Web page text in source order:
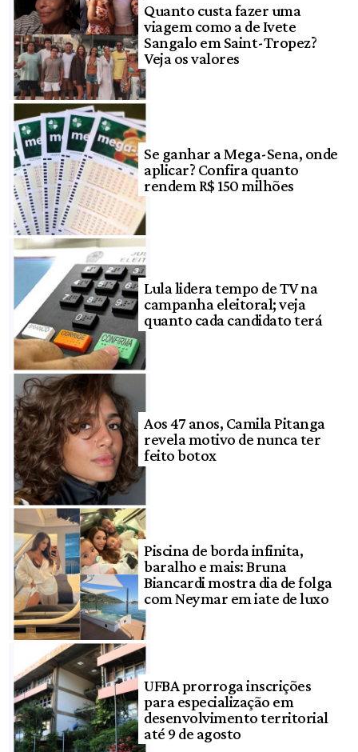
Quanto custa fazer uma
viagem como a de Ivete
Sangalo em Saint-Tropez?
Veja os valores
Se ganhar a Mega-Sena, onde
aplicar? Confira quanto
rendem R$ 150 milhões
Lula lidera tempo de TV na
campanha eleitoral; veja
quanto cada candidato terá
Aos 47 anos, Camila Pitanga
revela motivo de nunca ter
feito botox
Piscina de borda infinita,
baralho e mais: Bruna
Biancardi mostra dia de folga
com Neymar em iate de luxo
UFBA prorroga inscrições
para especialização em
desenvolvimento territorial
até 9 de agosto